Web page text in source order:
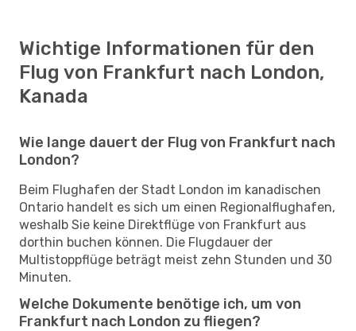
Wichtige Informationen für den
Flug von Frankfurt nach London,
Kanada
Wie lange dauert der Flug von Frankfurt nach
London?
Beim Flughafen der Stadt London im kanadischen
Ontario handelt es sich um einen Regionalflughafen,
weshalb Sie keine Direktflüge von Frankfurt aus
dorthin buchen können. Die Flugdauer der
Multistoppflüge beträgt meist zehn Stunden und 30
Minuten.
Welche Dokumente benötige ich, um von
Frankfurt nach London zu fliegen?